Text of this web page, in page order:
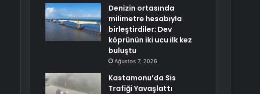
Denizin ortasında
milimetre hesabıyla
birleştirdiler: Dev
köprünün iki ucu ilk kez
buluştu
Ağustos 7, 2026
Kastamonu’da Sis
Trafiği Yavaşlattı